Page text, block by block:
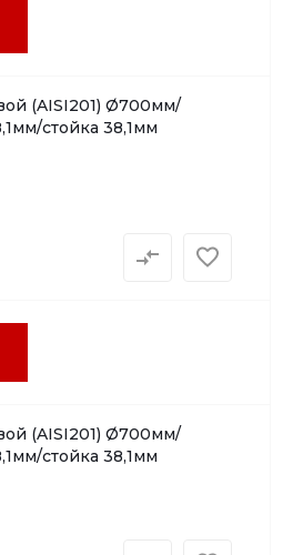
(AISI201) Ø700мм/
стойка 38,1мм
(AISI201) Ø700мм/
стойка 38,1мм